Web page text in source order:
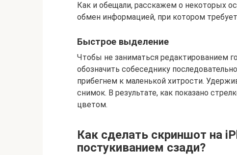
Как и обещали, расскажем о некоторых
обмен информацией, при котором
Быстрое выделение
Чтобы не заниматься редактированием
обозначить собеседнику
прибегнем к маленькой хитрости.
снимок. В результате, как показано
цветом.
Как сделать скриншот на
постукиванием сзади?